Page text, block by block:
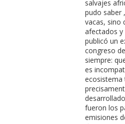
salvajes
pudo saber
vacas, sino
afectados y
publicó un
congreso
siempre:
es
ecosistema
fueron los
emisiones